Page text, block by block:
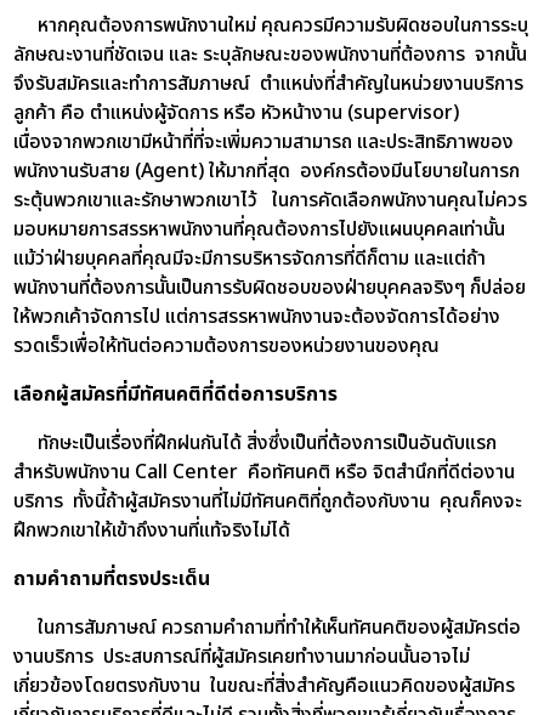
หากคุณต้องการพนักงานใหม่ คุณควรมีความรับผิดชอบในการระบุ
ลักษณะงานที่ชัดเจน และ ระบุลักษณะของพนักงานที่ต้องการ จากนั้น
จึงรับสมัครและทำการสัมภาษณ์ ตำแหน่งที่สำคัญในหน่วยงานบริการ
ลูกค้า คือ ตำแหน่งผู้จัดการ หรือ หัวหน้างาน (supervisor)
เนื่องจากพวกเขามีหน้าที่ที่จะเพิ่มความสามารถ และประสิทธิภาพของ
พนักงานรับสาย (Agent) ให้มากที่สุด องค์กรต้องมีนโยบายในการก
ระตุ้นพวกเขาและรักษาพวกเขาไว้ ในการคัดเลือกพนักงานคุณไม่ควร
มอบหมายการสรรหาพนักงานที่คุณต้องการไปยังแผนบุคคลเท่านั้น
แม้ว่าฝ่ายบุคคลที่คุณมีจะมีการบริหารจัดการที่ดีก็ตาม และแต่ถ้า
พนักงานที่ต้องการนั้นเป็นการรับผิดชอบของฝ่ายบุคคลจริงๆ ก็ปล่อย
ให้พวกเค้าจัดการไป แต่การสรรหาพนักงานจะต้องจัดการได้อย่าง
รวดเร็วเพื่อให้ทันต่อความต้องการของหน่วยงานของคุณ
เลือกผู้สมัครที่มีทัศนคติที่ดีต่อการบริการ
ทักษะเป็นเรื่องที่ฝึกฝนกันได้ สิ่งซึ่งเป็นที่ต้องการเป็นอันดับแรก
สำหรับพนักงาน Call Center คือทัศนคติ หรือ จิตสำนึกที่ดีต่องาน
บริการ ทั้งนี้ถ้าผู้สมัครงานที่ไม่มีทัศนคติที่ถูกต้องกับงาน คุณก็คงจะ
ฝึกพวกเขาให้เข้าถึงงานที่แท้จริงไม่ได้
ถามคำถามที่ตรงประเด็น
ในการสัมภาษณ์ ควรถามคำถามที่ทำให้เห็นทัศนคติของผู้สมัครต่อ
งานบริการ ประสบการณ์ที่ผู้สมัครเคยทำงานมาก่อนนั้นอาจไม่
เกี่ยวข้องโดยตรงกับงาน ในขณะที่สิ่งสำคัญคือแนวคิดของผู้สมัคร